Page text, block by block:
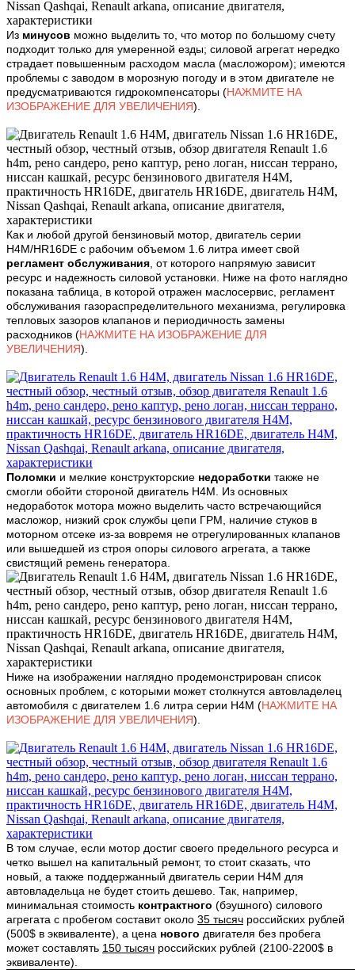
Из минусов можно выделить то, что мотор по большому счету
подходит только для умеренной езды; силовой агрегат нередко
страдает повышенным расходом масла (масложором); имеются
проблемы с заводом в морозную погоду и в этом двигателе не
предусматриваются гидрокомпенсаторы (НАЖМИТЕ НА
ИЗОБРАЖЕНИЕ ДЛЯ УВЕЛИЧЕНИЯ)
Как и любой другой бензиновый мотор, двигатель серии
H4M/HR16DE с рабочим объемом 1.6 литра имеет свой
регламент обслуживания , от которого напрямую зависит
ресурс и надежность силовой установки. Ниже на фото наглядно
показана таблица, в которой отражен маслосервис, регламент
обслуживания газораспределительного механизма, регулировка
тепловых зазоров клапанов и периодичность замены
расходников (НАЖМИТЕ НА ИЗОБРАЖЕНИЕ ДЛЯ
УВЕЛИЧЕНИЯ).
Поломки и мелкие конструкторские недоработки также не
смогли обойти стороной двигатель H4M. Из основных
недоработок мотора можно выделить часто встречающийся
масложор, низкий срок службы цепи ГРМ, наличие стуков в
моторном отсеке из-за вовремя не отрегулированных клапанов
или вышедшей из строя опоры силового агрегата, а также
свистящий ремень генератора.
Ниже на изображении наглядно продемонстрирован список
основных проблем, с которыми может столкнутся автовладелец
автомобиля с двигателем 1.6 литра серии H4M (НАЖМИТЕ НА
ИЗОБРАЖЕНИЕ ДЛЯ УВЕЛИЧЕНИЯ).
В том случае, если мотор достиг своего предельного ресурса и
четко вышел на капитальный ремонт, то стоит сказать, что
новый, а также поддержанный двигатель серии H4M для
автовладельца не будет стоить дешево. Так, например,
минимальная стоимость контрактного (бэушного) силового
агрегата с пробегом составит около 35 тысяч российских рублей
(500$ в эквиваленте), а цена нового двигателя без пробега
может составлять 150 тысяч российских рублей (2100-2200$ в
эквиваленте).